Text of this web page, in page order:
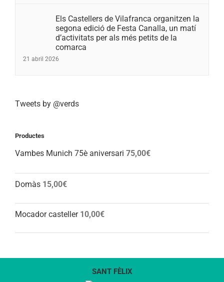
Els Castellers de Vilafranca organitzen la
segona edició de Festa Canalla, un matí
d’activitats per als més petits de la
comarca
21 abril 2026
Tweets by @verds
Productes
Vambes Munich 75è aniversari 75,00€
Domàs 15,00€
Mocador casteller 10,00€
SANT FÈLIX